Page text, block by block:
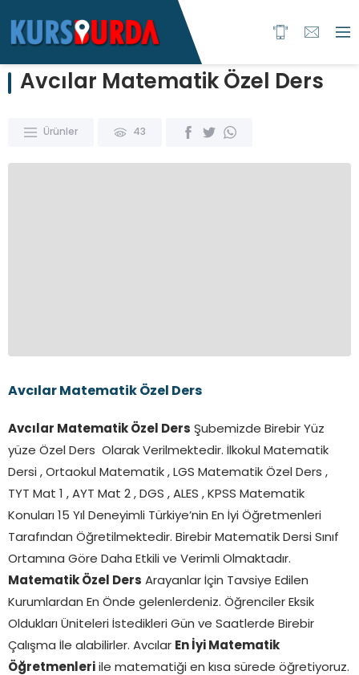
Avcılar Matematik Özel Ders
Ürünler 43
Avcılar Matematik Özel Ders
Avcılar Matematik Özel Ders Şubemizde Birebir Yüz
yüze Özel Ders Olarak Verilmektedir. İlkokul Matematik
Dersi , Ortaokul Matematik , LGS Matematik Özel Ders ,
TYT Mat 1 , AYT Mat 2 , DGS , ALES , KPSS Matematik
Konuları 15 Yıl Deneyimli Türkiye’nin En İyi Öğretmenleri
Tarafından Öğretilmektedir. Birebir Matematik Dersi Sınıf
Ortamına Göre Daha Etkili ve Verimli Olmaktadır.
Matematik Özel Ders Arayanlar İçin Tavsiye Edilen
Kurumlardan En Önde gelenlerdeniz. Öğrenciler Eksik
Oldukları Üniteleri İstedikleri Gün ve Saatlerde Birebir
Çalışma İle alabilirler. Avcılar En İyi Matematik
Öğretmenleri ile matematiği en kısa sürede öğretiyoruz.